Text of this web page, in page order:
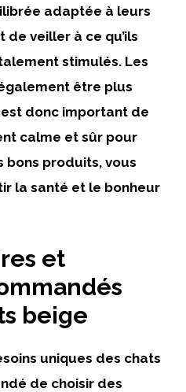
adaptée à leurs
de veiller à ce qu’ils
stimulés. Les
être plus
donc important de
calme et sûr pour
bons produits, vous
la santé et le bonheur
et
beige
uniques des chats
de choisir des